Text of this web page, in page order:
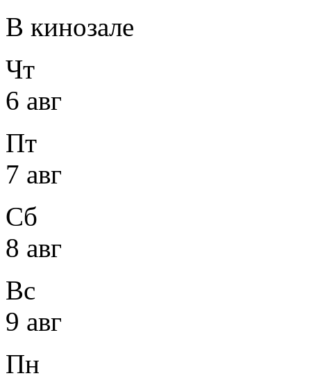
В кинозале
Чт
6 авг
Пт
7 авг
Сб
8 авг
Вс
9 авг
Пн